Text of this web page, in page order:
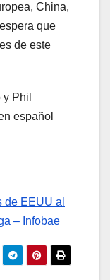
China,
que
de este
Phil
español
de EEUU al
– Infobae